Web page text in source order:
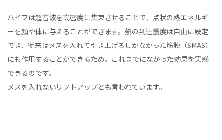
ハイフは超音波を高密度に集束させることで、点状の熱エネルギ
ーを顔や体に与えることができます。熱の到達震度は自由に設定
でき、従来はメスを入れて引き上げるしかなかった筋膜（SMAS）
にも作用することができるため、これまでになかった効果を実感
できるのです。
メスを入れないリフトアップとも言われています。